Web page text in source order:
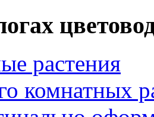
растения
комнатных